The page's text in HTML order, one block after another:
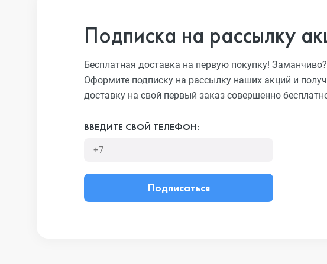
Подписка на рассылку
Бесплатная доставка на первую покупку! Заманчиво?
Оформите подписку на рассылку наших акций и
доставку на свой первый заказ совершенно
ВВЕДИТЕ СВОЙ ТЕЛЕФОН:
Подписаться